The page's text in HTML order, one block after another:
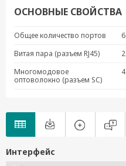
RM-G4000-6MSC
RM-G4000-6MST
RM-G4000-8GPoE
RM-G4000-8GSFP
RM-G4000-8SFP
RM-G4000-8TX
RM-G4000-PL-8GTX
ОСНОВНЫЕ СВОЙСТВА
Общее количество портов
6
Витая пара (разъем RJ45)
2
Многомодовое
оптоволокно (разъем SC)
4
Интерфейс